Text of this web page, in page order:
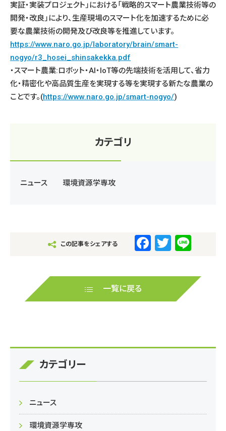
実証・実装プロジェクト」における「戦略的スマート農業技術等の
開発・改良」により、生産現場のスマート化を加速するために必
要な農業技術の開発及び改良等を推進しています。
https://www.naro.go.jp/laboratory/brain/smart-
nogyo/r3_hosei_shinsakekka.pdf
・スマート農業:ロボット・AI・IoT等の先端技術を活用して、省力
化・精密化や高品質生産を実現する等を実現する新たな農業の
ことです。(https://www.naro.go.jp/smart-nogyo/)
カテゴリ
ニュース 環境資源学専攻
この記事をシェアする
F
c
b
T
tt
er
e
一覧に戻る
カテゴリー
ニュース
環境資源学専攻